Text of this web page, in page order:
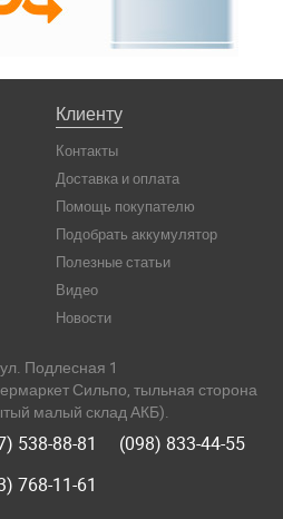
Клиенту
Контакты
Доставка и оплата
Помощь покупателю
Подобрать аккумулятор
Полезные статьи
Видео
Новости
Подлесная 1
Сильпо, тыльная сторона
малый склад АКБ).
538-88-81
(098) 833-44-55
768-11-61